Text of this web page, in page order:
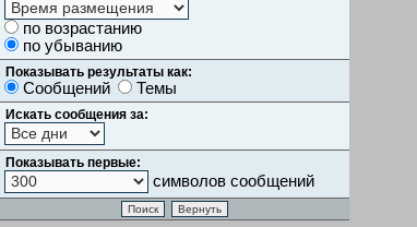
по возрастанию
по убыванию
Показывать результаты как:
Сообщений Темы
Искать сообщения за:
Показывать первые:
символов сообщений